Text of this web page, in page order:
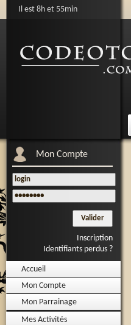
Il est 8h et 55min
Mon Compte
Inscription
Identifiants perdus ?
Accueil
Mon Compte
Mon Parrainage
Mes Activités